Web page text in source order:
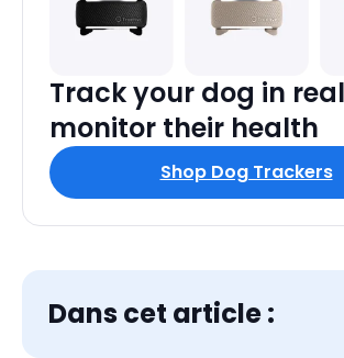
Track your dog in
monitor their health
Shop Dog Trackers
Dans cet article :